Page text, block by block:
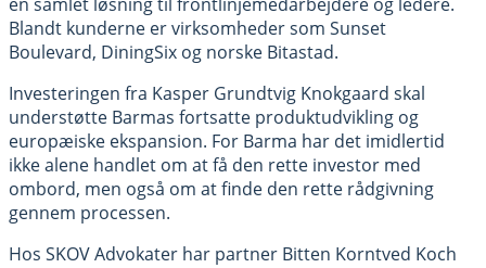
Blandt kunderne er virksomheder som Sunset
Boulevard, DiningSix og norske Bitastad.
Investeringen fra Kasper Grundtvig Knokgaard skal
understøtte Barmas fortsatte produktudvikling og
europæiske ekspansion. For Barma har det imidlertid
ikke alene handlet om at få den rette investor med
ombord, men også om at finde den rette rådgivning
gennem processen.
Hos SKOV Advokater har partner Bitten Korntved Koch